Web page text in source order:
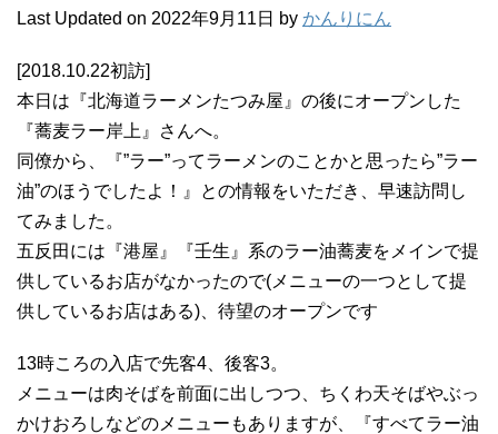
Last Updated on 2022年9月11日 by かんりにん
[2018.10.22初訪]
本日は『北海道ラーメンたつみ屋』の後にオープンした
『蕎麦ラー岸上』さんへ。
同僚から、『”ラー”ってラーメンのことかと思ったら”ラー
油”のほうでしたよ！』との情報をいただき、早速訪問し
てみました。
五反田には『港屋』『壬生』系のラー油蕎麦をメインで提
供しているお店がなかったので(メニューの一つとして提
供しているお店はある)、待望のオープンです
13時ころの入店で先客4、後客3。
メニューは肉そばを前面に出しつつ、ちくわ天そばやぶっ
かけおろしなどのメニューもありますが、『すべてラー油